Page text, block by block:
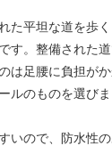
た平坦な道を歩
す。整備された
は足腰に負担が
ルのものを選びま
いので、防水性